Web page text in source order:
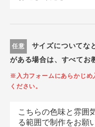
任意
サイズについてな
がある場合は、すべてお
※入力フォームにあらかじめ
ください。